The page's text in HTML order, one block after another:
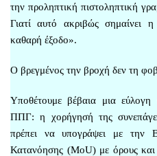
την προληπτική πιστοληπτική
Γιατί αυτό ακριβώς σημαίνει
καθαρή έξοδο».
Ο βρεγμένος την βροχή δεν τη
Υποθέτουμε βέβαια μια
ΠΠΓ: η χορήγησή της
πρέπει να υπογράψει με την
Κατανόησης (MoU) με όρους